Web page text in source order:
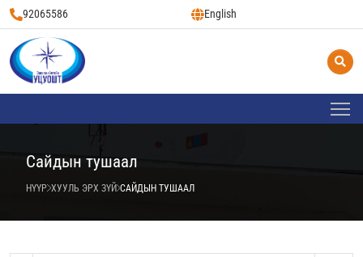
92065586 English
Сайдын тушаал
НҮҮР ХУУЛЬ ЭРХ ЗҮЙ САЙДЫН ТУШААЛ